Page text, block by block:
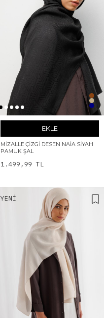
EKLE
MIZALLE ÇIZGI DESEN NAIA SIYAH
PAMUK ŞAL
1.499,99 TL
YENI